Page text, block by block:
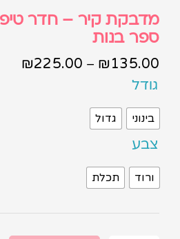
מדבקת קיר – חדר
ספר בנות
₪135.00
–
₪225.00
גודל
בינוני
גדול
צבע
ורוד תכלת